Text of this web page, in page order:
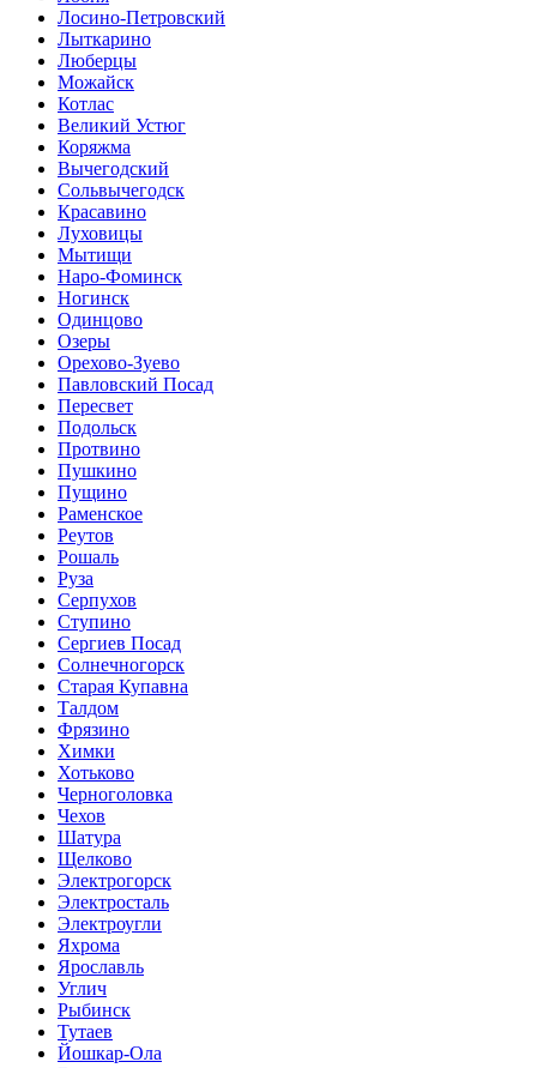
Лосино-Петровский
Лыткарино
Люберцы
Можайск
Котлас
Великий Устюг
Коряжма
Вычегодский
Сольвычегодск
Красавино
Луховицы
Мытищи
Наро-Фоминск
Ногинск
Одинцово
Озеры
Орехово-Зуево
Павловский Посад
Пересвет
Подольск
Протвино
Пушкино
Пущино
Раменское
Реутов
Рошаль
Руза
Серпухов
Ступино
Сергиев Посад
Солнечногорск
Старая Купавна
Талдом
Фрязино
Химки
Хотьково
Черноголовка
Чехов
Шатура
Щелково
Электрогорск
Электросталь
Электроугли
Яхрома
Ярославль
Углич
Рыбинск
Тутаев
Йошкар-Ола